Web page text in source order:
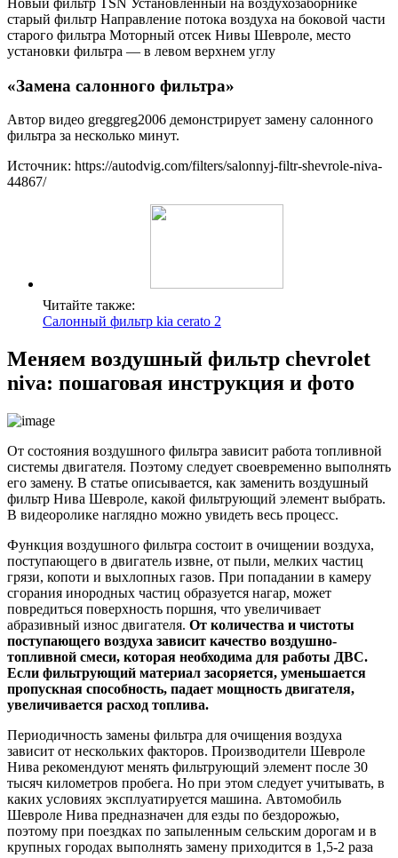
старый фильтр Направление потока воздуха на боковой части
старого фильтра Моторный отсек Нивы Шевроле, место
установки фильтра — в левом верхнем углу
«Замена салонного фильтра»
Автор видео greggreg2006 демонстрирует замену салонного
фильтра за несколько минут.
Источник: https://autodvig.com/filters/salonnyj-filtr-shevrole-niva-
44867/
Читайте также:
Салонный фильтр kia cerato 2
Меняем воздушный фильтр chevrolet
niva: пошаговая инструкция и фото
От состояния воздушного фильтра зависит работа топливной
системы двигателя. Поэтому следует своевременно выполнять
его замену. В статье описывается, как заменить воздушный
фильтр Нива Шевроле, какой фильтрующий элемент выбрать.
В видеоролике наглядно можно увидеть весь процесс.
Функция воздушного фильтра состоит в очищении воздуха,
поступающего в двигатель извне, от пыли, мелких частиц
грязи, копоти и выхлопных газов. При попадании в камеру
сгорания инородных частиц образуется нагар, может
повредиться поверхность поршня, что увеличивает
абразивный износ двигателя. От количества и чистоты
поступающего воздуха зависит качество воздушно-
топливной смеси, которая необходима для работы ДВС.
Если фильтрующий материал засоряется, уменьшается
пропускная способность, падает мощность двигателя,
увеличивается расход топлива.
Периодичность замены фильтра для очищения воздуха
зависит от нескольких факторов. Производители Шевроле
Нива рекомендуют менять фильтрующий элемент после 30
тысяч километров пробега. Но при этом следует учитывать, в
каких условиях эксплуатируется машина. Автомобиль
Шевроле Нива предназначен для езды по бездорожью,
поэтому при поездках по запыленным сельским дорогам и в
крупных городах выполнять замену приходится в 1,5-2 раза